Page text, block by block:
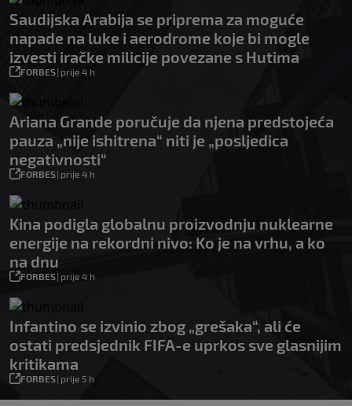
Saudijska Arabija se priprema za moguće
napade na luke i aerodrome koje bi mogle
izvesti iračke milicije povezane s Hutima
FORBES| prije 4 h
Ariana Grande poručuje da njena predstojeća
pauza „nije ishitrena“ niti je „posljedica
negativnosti“
FORBES| prije 4 h
Kina podigla globalnu proizvodnju nuklearne
energije na rekordni nivo: Ko je na vrhu, a ko
na dnu
FORBES| prije 4 h
Infantino se izvinio zbog „grešaka“, ali će
ostati predsjednik FIFA-e uprkos sve glasnijim
kritikama
FORBES| prije 5 h